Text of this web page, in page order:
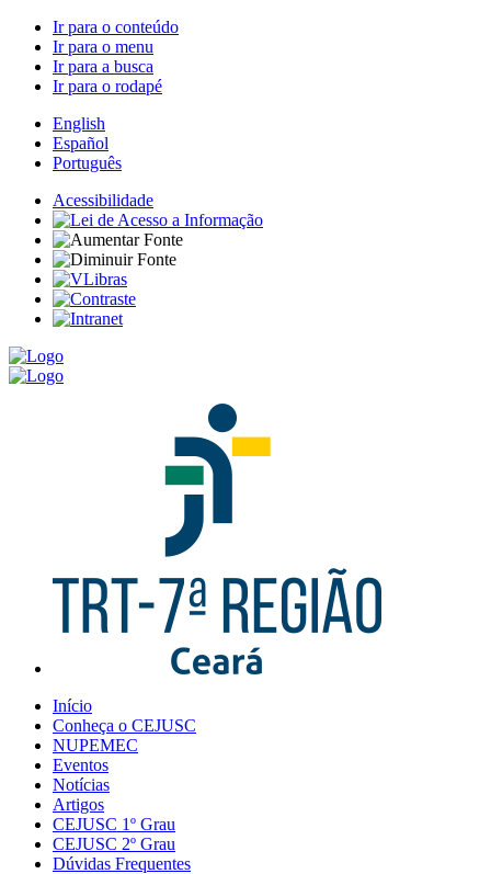
Ir para o conteúdo
Ir para o menu
Ir para a busca
Ir para o rodapé
English
Español
Português
Acessibilidade
Início
Conheça o CEJUSC
NUPEMEC
Eventos
Notícias
Artigos
CEJUSC 1º Grau
CEJUSC 2º Grau
Dúvidas Frequentes